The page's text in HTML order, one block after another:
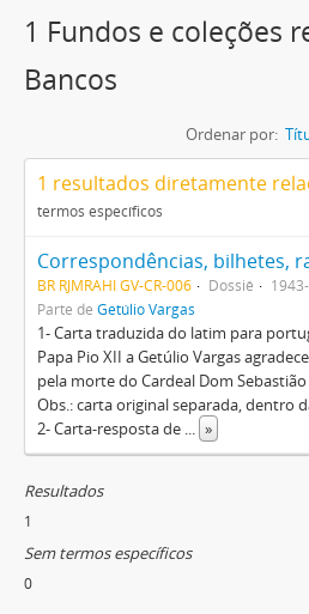
1 Fundos e coleções
Bancos
Ordenar por:
1 resultados diretamente
termos específicos
BR RJMRAHI GV-CR-006 Dossiê
Parte de Getúlio Vargas
1- Carta traduzida do latim para
Papa Pio XII a Getúlio Vargas
pela morte do Cardeal Dom
Obs.: carta original separada, dentro
2- Carta-resposta de ... »
Resultados
1
Sem termos específicos
0